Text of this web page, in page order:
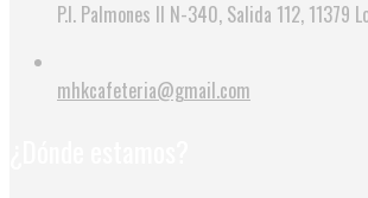
P.I. Palmones II N-340, Salida 112, 11379
mhkcafeteria@gmail.com